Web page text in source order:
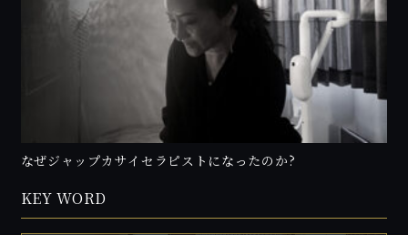
なぜジャップカサイセラピストになったのか?
KEY WORD